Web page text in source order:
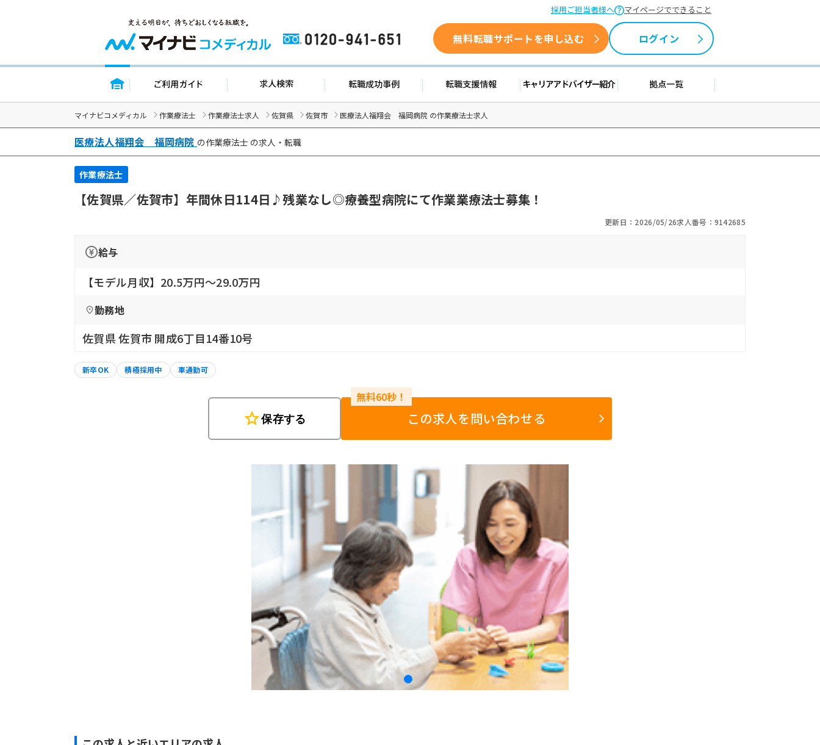
採用ご担当者様へ マイページでできること
0120-941-651 無料転職サポートを申し込む ログイン
トップページ ご利用ガイド 求人検索 転職成功事例 転職支援情報 キャリアアドバイザー紹介 拠点一覧
マイナビコメディカル 作業療法士 作業療法士求人 佐賀県 佐賀市 医療法人福翔会 福岡病院 の作業療法士求人
医療法人福翔会 福岡病院 の作業療法士 の求人・転職
作業療法士
【佐賀県／佐賀市】年間休日114日♪残業なし◎療養型病院にて作業業療法士募集！
更新日：2026/05/26求人番号：9142685
給与
【モデル月収】20.5万円〜29.0万円
勤務地
佐賀県 佐賀市 開成6丁目14番10号
新卒OK 積極採用中 車通勤可
star保存する この求人を問い合わせる